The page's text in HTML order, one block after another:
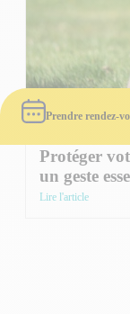
Prendre rendez-
Protéger
un geste
Lire l'article